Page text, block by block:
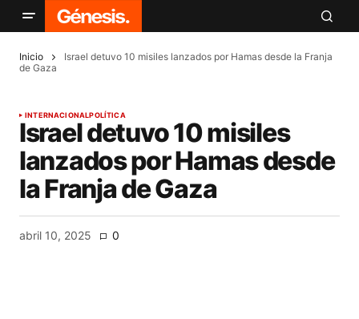
Inicio
Israel detuvo 10 misiles lanzados por Hamas desde la Franja
de Gaza
INTERNACIONALPOLÍTICA
Israel detuvo 10 misiles
lanzados por Hamas desde
la Franja de Gaza
abril 10, 2025 0